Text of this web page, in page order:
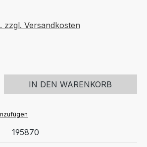
zzgl. Versandkosten
Gib den
IN DEN WARENKORB
195870